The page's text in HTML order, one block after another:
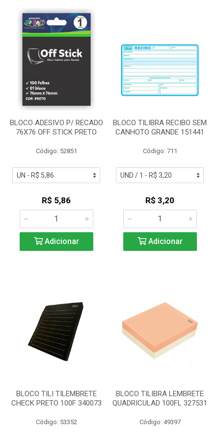
BLOCO ADESIVO P/ RECADO
76X76 OFF STICK PRETO
Código: 52851
R$ 5,86
Adicionar
BLOCO TILIBRA RECIBO SEM
CANHOTO GRANDE 151441
Código: 711
R$ 3,20
Adicionar
BLOCO TILI TILEMBRETE
CHECK PRETO 100F 340073
Código: 53352
BLOCO TILIBRA LEMBRETE
QUADRICULAD 100FL 327531
Código: 49397